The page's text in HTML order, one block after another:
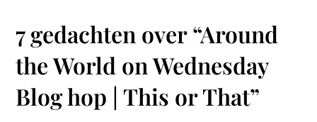
c
h
7 gedachten over “Around
the World on Wednesday
Blog hop | This or That”